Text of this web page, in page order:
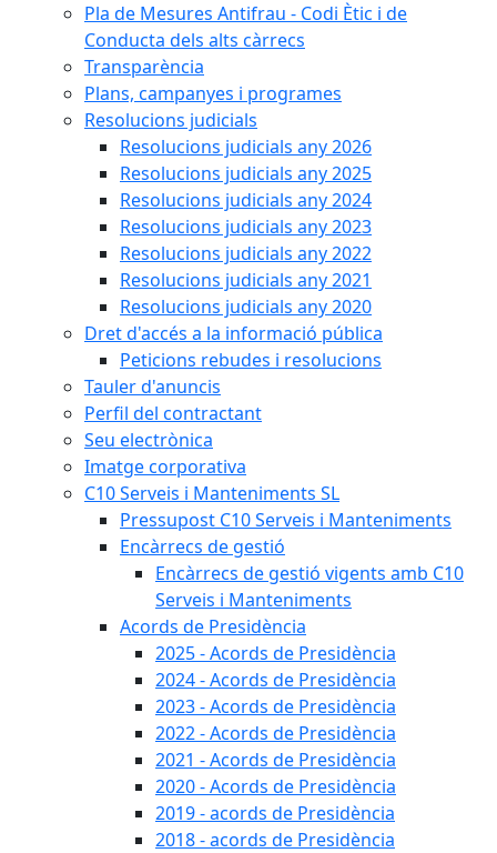
Pla de Mesures Antifrau - Codi Ètic i de
Conducta dels alts càrrecs
Transparència
Plans, campanyes i programes
Resolucions judicials
Resolucions judicials any 2026
Resolucions judicials any 2025
Resolucions judicials any 2024
Resolucions judicials any 2023
Resolucions judicials any 2022
Resolucions judicials any 2021
Resolucions judicials any 2020
Dret d'accés a la informació pública
Peticions rebudes i resolucions
Tauler d'anuncis
Perfil del contractant
Seu electrònica
Imatge corporativa
C10 Serveis i Manteniments SL
Pressupost C10 Serveis i Manteniments
Encàrrecs de gestió
Encàrrecs de gestió vigents amb C10
Serveis i Manteniments
Acords de Presidència
2025 - Acords de Presidència
2024 - Acords de Presidència
2023 - Acords de Presidència
2022 - Acords de Presidència
2021 - Acords de Presidència
2020 - Acords de Presidència
2019 - acords de Presidència
2018 - acords de Presidència